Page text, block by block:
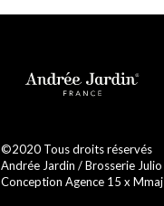
©2020 Tous droits réservés
Andrée Jardin / Brosserie Julio
Conception Agence 15 x Mmaj